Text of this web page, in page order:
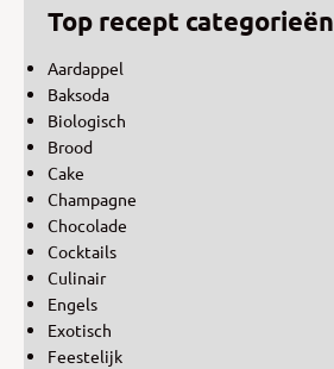
Top recept categorieën
Aardappel
Baksoda
Biologisch
Brood
Cake
Champagne
Chocolade
Cocktails
Culinair
Engels
Exotisch
Feestelijk